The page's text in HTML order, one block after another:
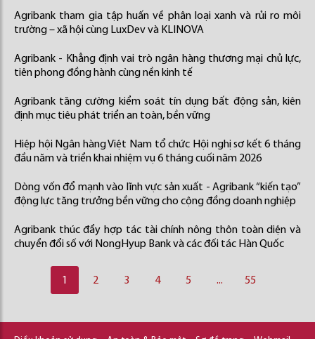
Agribank tham gia tập huấn về phân loại xanh và rủi ro môi
trường – xã hội cùng LuxDev và KLINOVA
Agribank - Khẳng định vai trò ngân hàng thương mại chủ lực,
tiên phong đồng hành cùng nền kinh tế
Agribank tăng cường kiểm soát tín dụng bất động sản, kiên
định mục tiêu phát triển an toàn, bền vững
Hiệp hội Ngân hàng Việt Nam tổ chức Hội nghị sơ kết 6 tháng
đầu năm và triển khai nhiệm vụ 6 tháng cuối năm 2026
Dòng vốn đổ mạnh vào lĩnh vực sản xuất - Agribank “kiến tạo”
động lực tăng trưởng bền vững cho cộng đồng doanh nghiệp
Agribank thúc đẩy hợp tác tài chính nông thôn toàn diện và
chuyển đổi số với NongHyup Bank và các đối tác Hàn Quốc
1 2 3 4 5 ... 55